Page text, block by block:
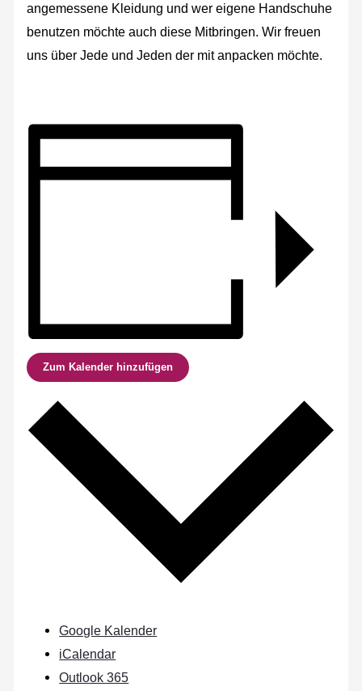
angemessene Kleidung und wer eigene Handschuhe
benutzen möchte auch diese Mitbringen. Wir freuen
uns über Jede und Jeden der mit anpacken möchte.
Zum Kalender hinzufügen
Google Kalender
iCalendar
Outlook 365